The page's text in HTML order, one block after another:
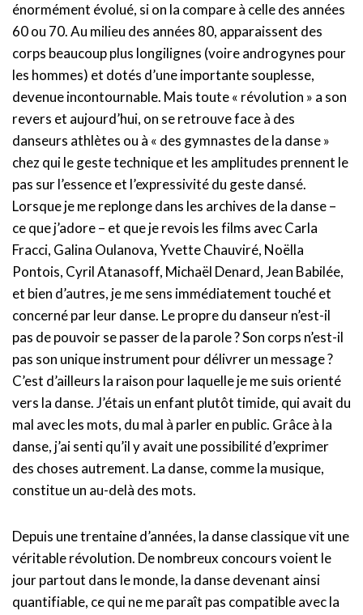
énormément évolué, si on la compare à celle des années
60 ou 70. Au milieu des années 80, apparaissent des
corps beaucoup plus longilignes (voire androgynes pour
les hommes) et dotés d’une importante souplesse,
devenue incontournable. Mais toute « révolution » a son
revers et aujourd’hui, on se retrouve face à des
danseurs athlètes ou à « des gymnastes de la danse »
chez qui le geste technique et les amplitudes prennent le
pas sur l’essence et l’expressivité du geste dansé.
Lorsque je me replonge dans les archives de la danse –
ce que j’adore – et que je revois les films avec Carla
Fracci, Galina Oulanova, Yvette Chauviré, Noëlla
Pontois, Cyril Atanasoff, Michaël Denard, Jean Babilée,
et bien d’autres, je me sens immédiatement touché et
concerné par leur danse. Le propre du danseur n’est-il
pas de pouvoir se passer de la parole ? Son corps n’est-il
pas son unique instrument pour délivrer un message ?
C’est d’ailleurs la raison pour laquelle je me suis orienté
vers la danse. J’étais un enfant plutôt timide, qui avait du
mal avec les mots, du mal à parler en public. Grâce à la
danse, j’ai senti qu’il y avait une possibilité d’exprimer
des choses autrement. La danse, comme la musique,
constitue un au-delà des mots.
Depuis une trentaine d’années, la danse classique vit une
véritable révolution. De nombreux concours voient le
jour partout dans le monde, la danse devenant ainsi
quantifiable, ce qui ne me paraît pas compatible avec la